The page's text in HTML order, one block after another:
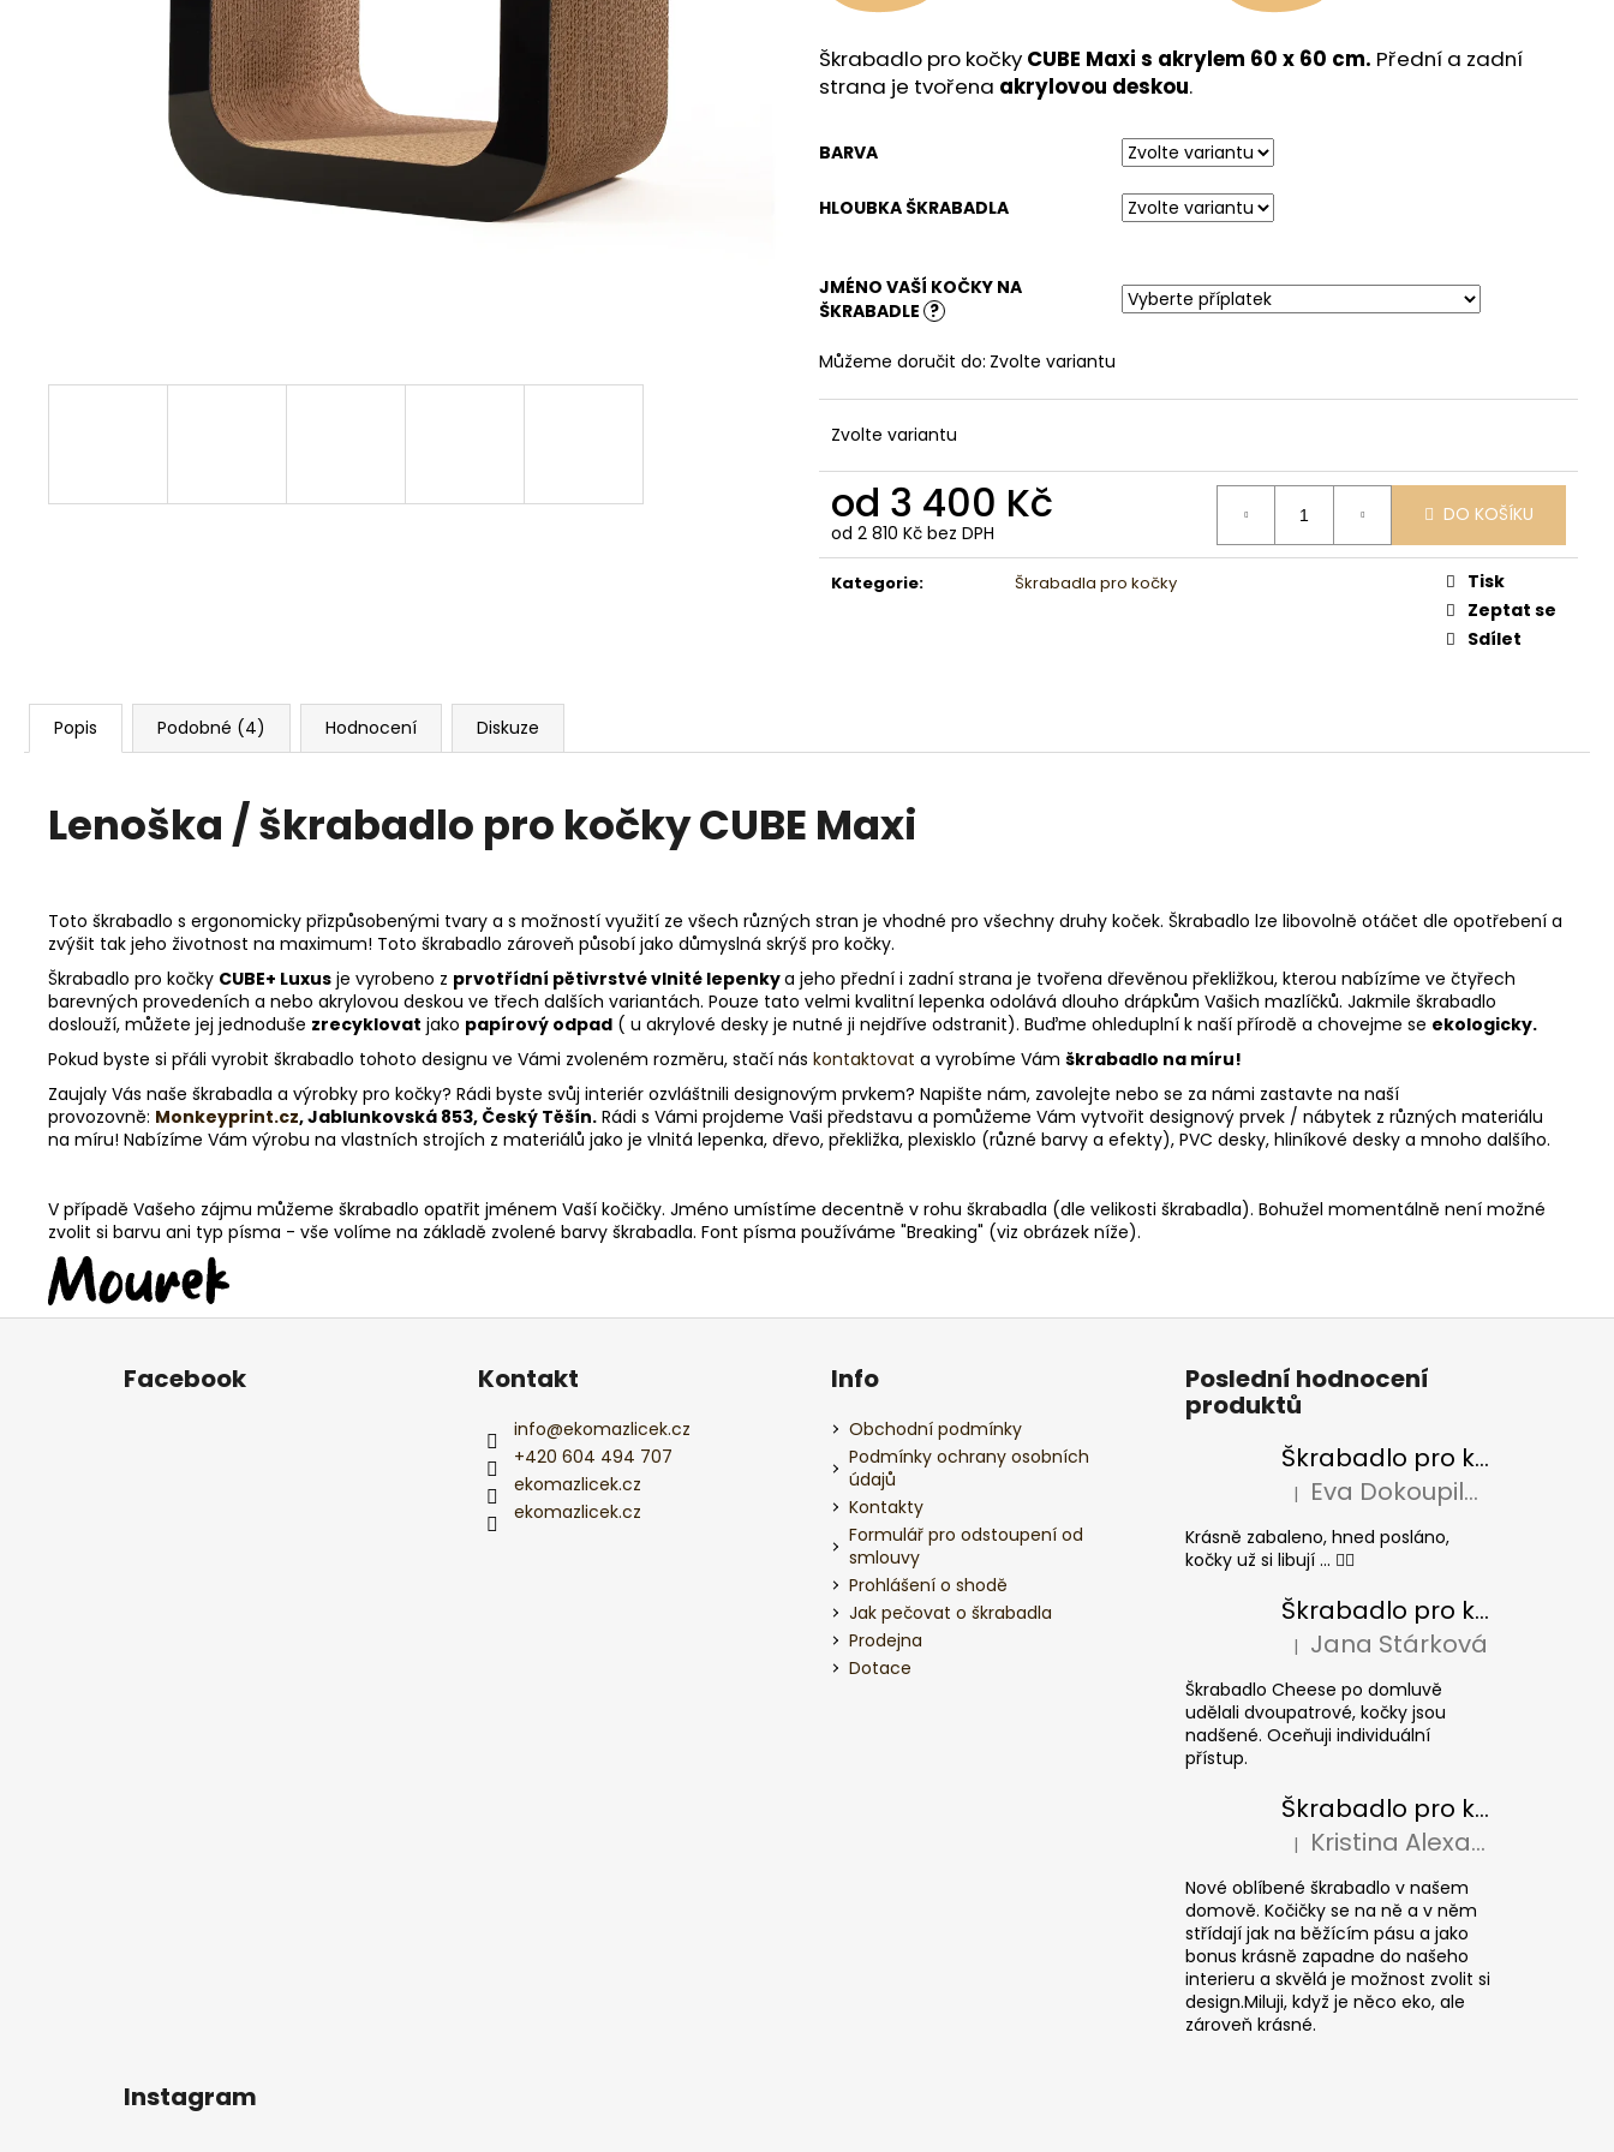
Škrabadlo pro kočky CUBE Maxi s akrylem 60 x 60 cm. Přední a zadní
strana je tvořena akrylovou deskou.
BARVA
HLOUBKA ŠKRABADLA
JMÉNO VAŠÍ KOČKY NA
ŠKRABADLE ?
Můžeme doručit do: Zvolte variantu
Zvolte variantu
od 3 400 Kč
od 2 810 Kč bez DPH
Měrná
cena:
DO KOŠÍKU
Kategorie: Škrabadla pro kočky
Tisk
Zeptat se
Sdílet
Popis Podobné (4) Hodnocení Diskuze
Lenoška / škrabadlo pro kočky CUBE Maxi
Toto škrabadlo s ergonomicky přizpůsobenými tvary a s možností využití ze všech různých stran je vhodné pro všechny druhy koček. Škrabadlo lze libovolně otáčet dle opotřebení a
zvýšit tak jeho životnost na maximum! Toto škrabadlo zároveň působí jako důmyslná skrýš pro kočky.
Škrabadlo pro kočky CUBE+ Luxus je vyrobeno z prvotřídní pětivrstvé vlnité lepenkya jeho přední i zadní strana je tvořena dřevěnou překližkou, kterou nabízíme ve čtyřech
barevných provedeních a nebo akrylovou deskou ve třech dalších variantách. Pouze tato velmi kvalitní lepenka odolává dlouho drápkům Vašich mazlíčků. Jakmile škrabadlo
doslouží, můžete jej jednoduše zrecyklovat jako papírový odpad ( u akrylové desky je nutné ji nejdříve odstranit). Buďme ohleduplní k naší přírodě a chovejme se ekologicky.
Pokud byste si přáli vyrobit škrabadlo tohoto designu ve Vámi zvoleném rozměru, stačí nás kontaktovat a vyrobíme Vám škrabadlo na míru!
Zaujaly Vás naše škrabadla a výrobky pro kočky? Rádi byste svůj interiér ozvláštnili designovým prvkem? Napište nám, zavolejte nebo se za námi zastavte na naší
provozovně: Monkeyprint.cz, Jablunkovská 853, Český Těšín. Rádi s Vámi projdeme Vaši představu a pomůžeme Vám vytvořit designový prvek / nábytek z různých materiálu
na míru! Nabízíme Vám výrobu na vlastních strojích z materiálů jako je vlnitá lepenka, dřevo, překližka, plexisklo (různé barvy a efekty), PVC desky, hliníkové desky a mnoho dalšího.
V případě Vašeho zájmu můžeme škrabadlo opatřit jménem Vaší kočičky. Jméno umístíme decentně v rohu škrabadla (dle velikosti škrabadla). Bohužel momentálně není možné
zvolit si barvu ani typ písma - vše volíme na základě zvolené barvy škrabadla. Font písma používáme "Breaking" (viz obrázek níže).
Z
Facebook Kontakt
info@ekomazlicek.cz
+420 604 494 707
ekomazlicek.cz
ekomazlicek.cz
Info
Obchodní podmínky
Podmínky ochrany osobních
údajů
Kontakty
Formulář pro odstoupení od
smlouvy
Prohlášení o shodě
Jak pečovat o škrabadla
Prodejna
Dotace
Poslední hodnocení
produktů
Škrabadlo pro kočky BASIC Colour
Hodnocení produktu je 5 z 5 hvězdiček.
| Eva Dokoupilová
Krásně zabaleno, hned posláno,
kočky už si libují ... 👍🏻
Škrabadlo pro kočky CHEESE ELIPSE colour
Hodnocení produktu je 5 z 5 hvězdiček.
| Jana Stárková
Škrabadlo Cheese po domluvě
udělali dvoupatrové, kočky jsou
nadšené. Oceňuji individuální
přístup.
Škrabadlo pro kočky CUBE Colour
Hodnocení produktu je 5 z 5 hvězdiček.
| Kristina Alexandrová
Nové oblíbené škrabadlo v našem
domově. Kočičky se na ně a v něm
střídají jak na běžícím pásu a jako
bonus krásně zapadne do našeho
interieru a skvělá je možnost zvolit si
design.Miluji, když je něco eko, ale
zároveň krásné.
Instagram